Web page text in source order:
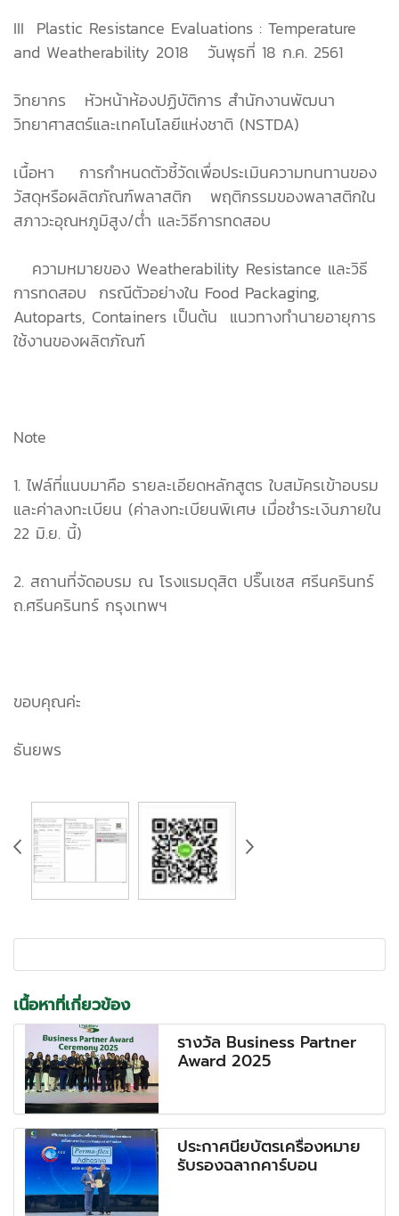
III Plastic Resistance Evaluations : Temperature
and Weatherability 2018 วันพุธที่ 18 ก.ค. 2561
วิทยากร หัวหน้าห้องปฏิบัติการ สำนักงานพัฒนา
วิทยาศาสตร์และเทคโนโลยีแห่งชาติ (NSTDA)
เนื้อหา  การกำหนดตัวชี้วัดเพื่อประเมินความทนทานของ
วัสดุหรือผลิตภัณฑ์พลาสติก  พฤติกรรมของพลาสติกใน
สภาวะอุณหภูมิสูง/ต่ำ และวิธีการทดสอบ
 ความหมายของ Weatherability Resistance และวิธี
การทดสอบ  กรณีตัวอย่างใน Food Packaging,
Autoparts, Containers เป็นต้น  แนวทางทำนายอายุการ
ใช้งานของผลิตภัณฑ์
Note
1. ไฟล์ที่แนบมาคือ รายละเอียดหลักสูตร ใบสมัครเข้าอบรม
และค่าลงทะเบียน (ค่าลงทะเบียนพิเศษ เมื่อชำระเงินภายใน
22 มิ.ย. นี้)
2. สถานที่จัดอบรม ณ โรงแรมดุสิต ปริ๊นเซส ศรีนครินทร์
ถ.ศรีนครินทร์ กรุงเทพฯ
ขอบคุณค่ะ
ธันยพร
เนื้อหาที่เกี่ยวข้อง
รางวัล Business Partner
Award 2025
ประกาศนียบัตรเครื่องหมาย
รับรองฉลากคาร์บอน